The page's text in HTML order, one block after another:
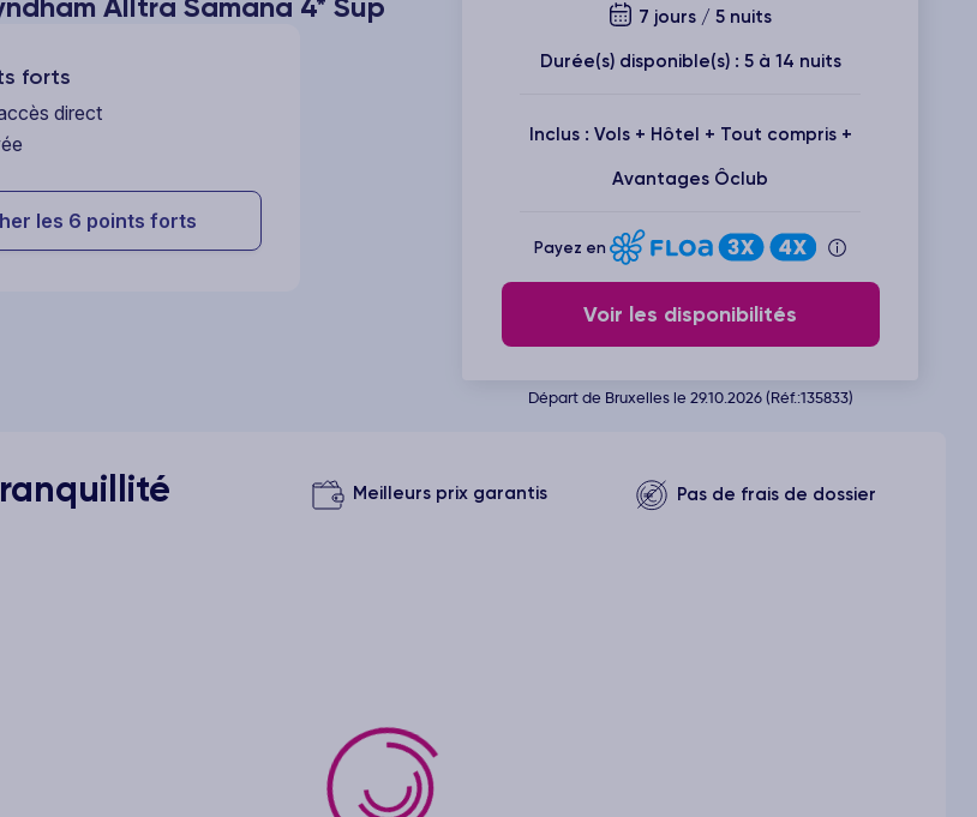
forts
direct
les 6 points forts
7 jours / 5 nuits
Durée(s) disponible(s) : 5 à 14 nuits
Inclus : Vols + Hôtel + Tout compris +
Avantages Ôclub
Payez en
Voir les disponibilités
Départ de Bruxelles le 29.10.2026 (Réf.:135833)
Meilleurs prix garantis Pas de frais de dossier